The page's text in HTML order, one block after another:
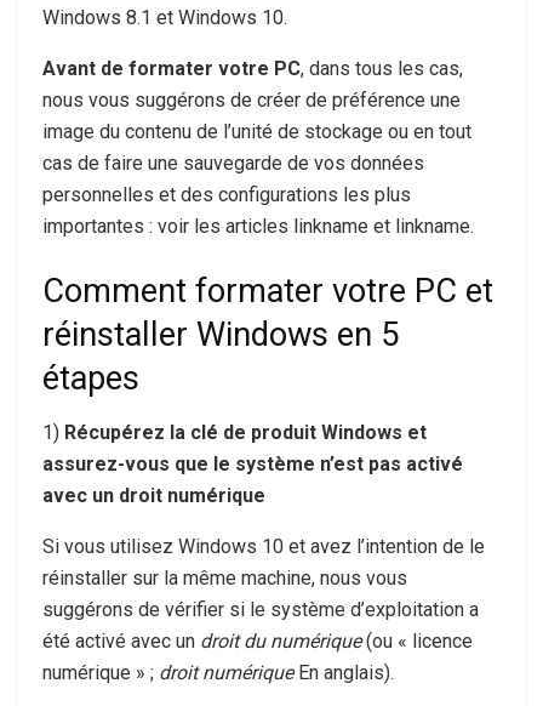
Windows 8.1 et Windows 10.
Avant de formater votre PC, dans tous les cas,
nous vous suggérons de créer de préférence une
image du contenu de l’unité de stockage ou en tout
cas de faire une sauvegarde de vos données
personnelles et des configurations les plus
importantes : voir les articles linkname et linkname.
Comment formater votre PC et
réinstaller Windows en 5
étapes
1) Récupérez la clé de produit Windows et
assurez-vous que le système n’est pas activé
avec un droit numérique
Si vous utilisez Windows 10 et avez l’intention de le
réinstaller sur la même machine, nous vous
suggérons de vérifier si le système d’exploitation a
été activé avec un droit du numérique(ou « licence
numérique » ; droit numériqueEn anglais).